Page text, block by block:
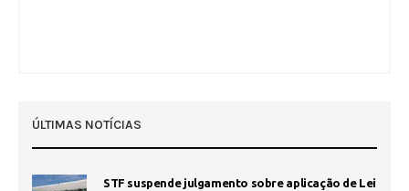
ÚLTIMAS NOTÍCIAS
STF suspende julgamento sobre aplicação de Lei